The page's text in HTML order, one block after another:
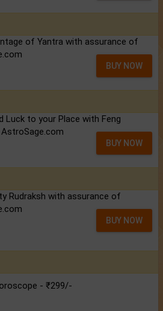
of Yantra with assurance of
BUY NOW
Luck to your Place with Feng
BUY NOW
Rudraksh with assurance of
BUY NOW
- ₹299/-